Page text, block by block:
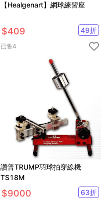
【Healgenart】網球練習座
$409 49折
已售4
讚普TRUMP羽球拍穿線機
TS18M
$9000 63折